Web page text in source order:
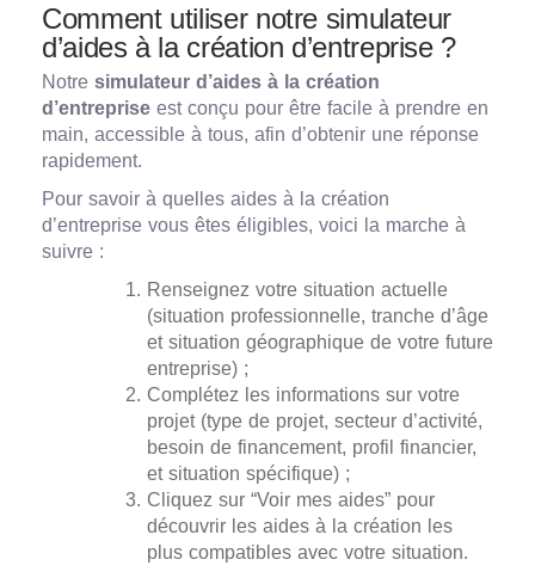
Comment utiliser notre simulateur
d’aides à la création d’entreprise ?
Notre simulateur d’aides à la création
d’entreprise est conçu pour être facile à prendre en
main, accessible à tous, afin d’obtenir une réponse
rapidement.
Pour savoir à quelles aides à la création
d’entreprise vous êtes éligibles, voici la marche à
suivre :
Renseignez votre situation actuelle
(situation professionnelle, tranche d’âge
et situation géographique de votre future
entreprise) ;
Complétez les informations sur votre
projet (type de projet, secteur d’activité,
besoin de financement, profil financier,
et situation spécifique) ;
Cliquez sur “Voir mes aides” pour
découvrir les aides à la création les
plus compatibles avec votre situation.